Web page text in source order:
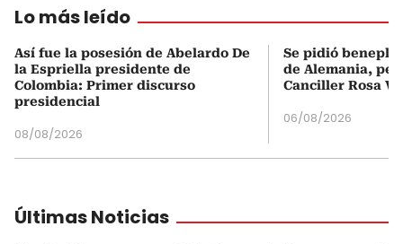
Lo más leído
Así fue la posesión de Abelardo De
la Espriella presidente de
Colombia: Primer discurso
presidencial
08/08/2026
Se pidió
de Alemania,
Canciller Rosa
06/08/2026
Últimas Noticias